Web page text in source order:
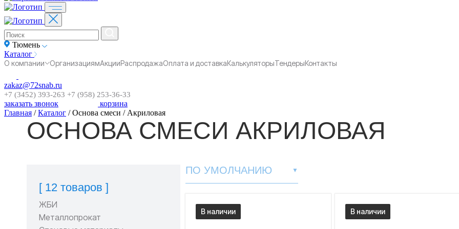
Тюмень
Каталог
О компании
ОрганизациямАкцииРаспродажаОплата и доставкаКалькуляторыТендерыКонтакты
zakaz@72snab.ru
+7 (3452) 393-263 +7 (958) 253-36-33
заказать звонок
корзина
Главная / Каталог / Основа смеси / Акриловая
ОСНОВА СМЕСИ АКРИЛОВАЯ
[ 12 товаров ]
ЖБИ
Металлопрокат
ПО УМОЛЧАНИЮ ▼
В наличии В наличии